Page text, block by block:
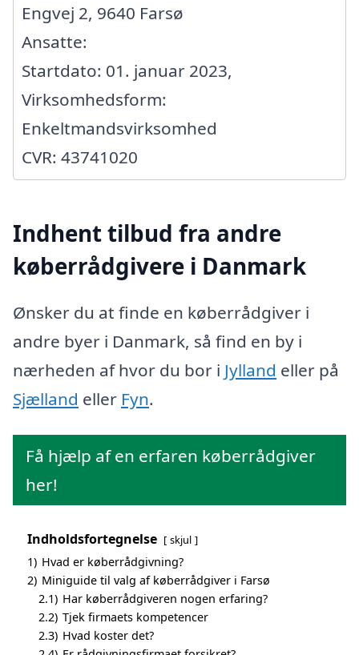
Engvej 2, 9640 Farsø
Ansatte:
Startdato: 01. januar 2023,
Virksomhedsform:
Enkeltmandsvirksomhed
CVR: 43741020
Indhent tilbud fra andre
køberrådgivere i Danmark
Ønsker du at finde en køberrådgiver i
andre byer i Danmark, så find en by i
nærheden af hvor du bor i Jylland eller på
Sjælland eller Fyn.
Få hjælp af en erfaren køberrådgiver
her!
Indholdsfortegnelse skjul
1) Hvad er køberrådgivning?
2) Miniguide til valg af køberrådgiver i Farsø
2.1) Har køberrådgiveren nogen erfaring?
2.2) Tjek firmaets kompetencer
2.3) Hvad koster det?